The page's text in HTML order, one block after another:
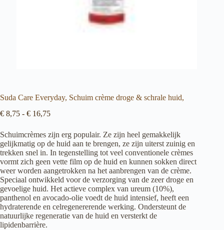
Suda Care Everyday, Schuim crème droge & schrale huid,
€ 8,75 - € 16,75Prijsklasse:
tot
€ 16,75
Schuimcrèmes zijn erg populair. Ze zijn heel gemakkelijk
gelijkmatig op de huid aan te brengen, ze zijn uiterst zuinig en
trekken snel in. In tegenstelling tot veel conventionele crèmes
vormt zich geen vette film op de huid en kunnen sokken direct
weer worden aangetrokken na het aanbrengen van de crème.
Speciaal ontwikkeld voor de verzorging van de zeer droge en
gevoelige huid. Het actieve complex van ureum (10%),
panthenol en avocado-olie voedt de huid intensief, heeft een
hydraterende en celregenererende werking. Ondersteunt de
natuurlijke regeneratie van de huid en versterkt de
lipidenbarrière.